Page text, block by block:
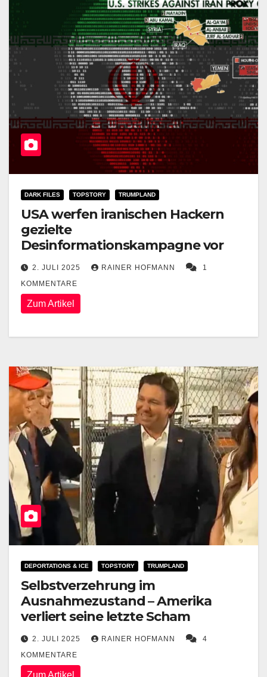
DARK FILES TOPSTORY TRUMPLAND
USA werfen iranischen Hackern
gezielte
Desinformationskampagne vor
2. JULI 2025 RAINER HOFMANN
1
KOMMENTARE
Zum Artikel
DEPORTATIONS & ICE TOPSTORY TRUMPLAND
Selbstverzehrung im
Ausnahmezustand – Amerika
verliert seine letzte Scham
2. JULI 2025 RAINER HOFMANN
4
KOMMENTARE
Zum Artikel